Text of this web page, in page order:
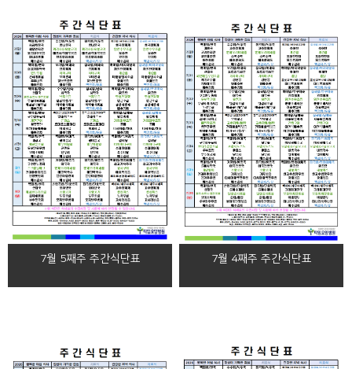
7월 5째주 주간식단표 7월 4째주 주간식단표